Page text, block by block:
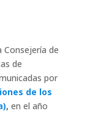
Consejería de
de
por
de los
, en el año